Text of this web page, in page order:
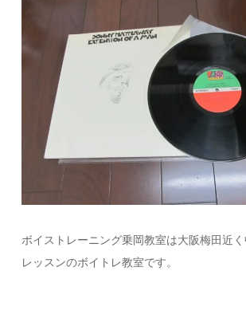
ボイストレーニング乗岡教室は大阪梅田近
レッスンのボイトレ教室です。